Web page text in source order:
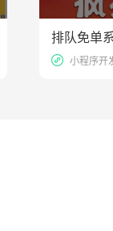
排队免单
小程序开